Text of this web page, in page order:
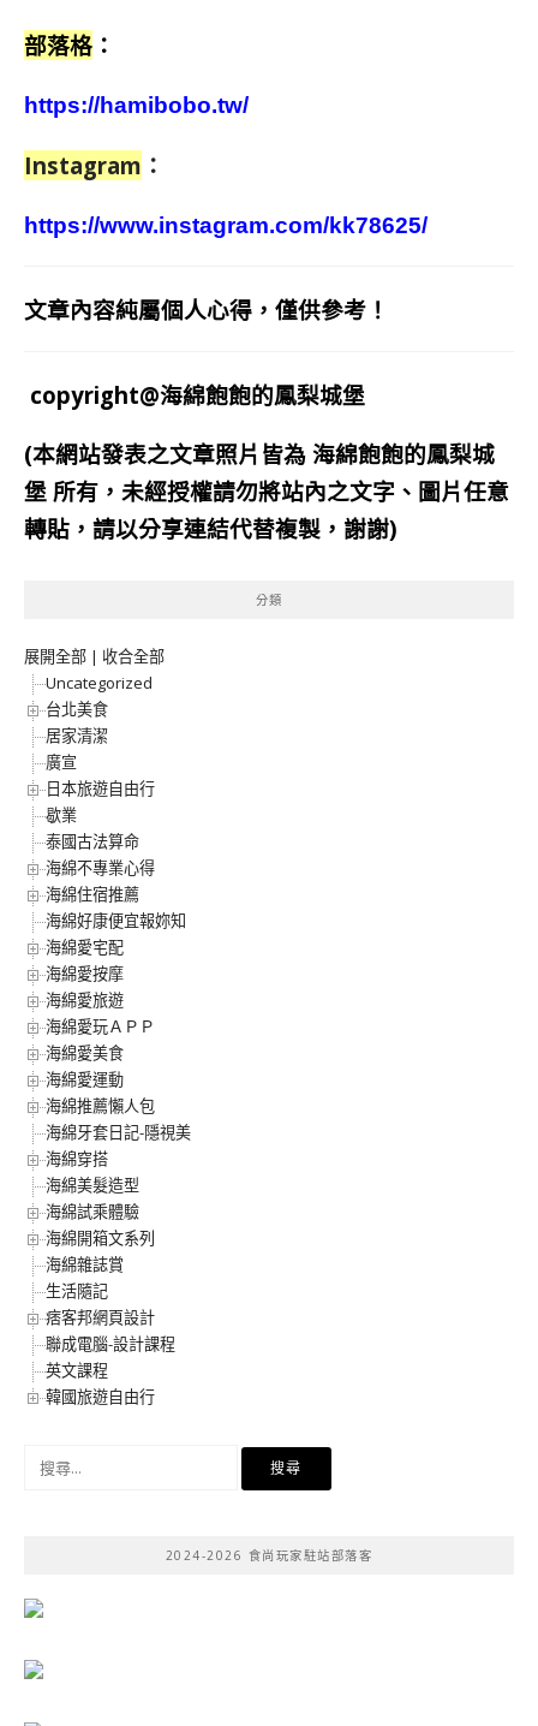
部落格 ：
https://hamibobo.tw/
Instagram ：
https://www.instagram.com/kk78625/
文章內容純屬個人心得，僅供參考！
copyright@海綿飽飽的鳳梨城堡
(本網站發表之文章照片皆為 海綿飽飽的鳳梨城
堡 所有，未經授權請勿將站內之文字、圖片任意
轉貼，請以分享連結代替複製，謝謝)
分類
展開全部 | 收合全部
Uncategorized
台北美食
居家清潔
廣宣
日本旅遊自由行
歇業
泰國古法算命
海綿不專業心得
海綿住宿推薦
海綿好康便宜報妳知
海綿愛宅配
海綿愛按摩
海綿愛旅遊
海綿愛玩ＡＰＰ
海綿愛美食
海綿愛運動
海綿推薦懶人包
海綿牙套日記-隱視美
海綿穿搭
海綿美髮造型
海綿試乘體驗
海綿開箱文系列
海綿雜誌賞
生活隨記
痞客邦網頁設計
聯成電腦-設計課程
英文課程
韓國旅遊自由行
2024-2026 食尚玩家駐站部落客